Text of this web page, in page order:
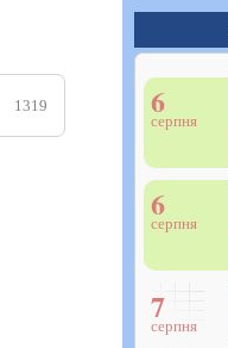
1319 6
серпня
6
серпня
7
серпня